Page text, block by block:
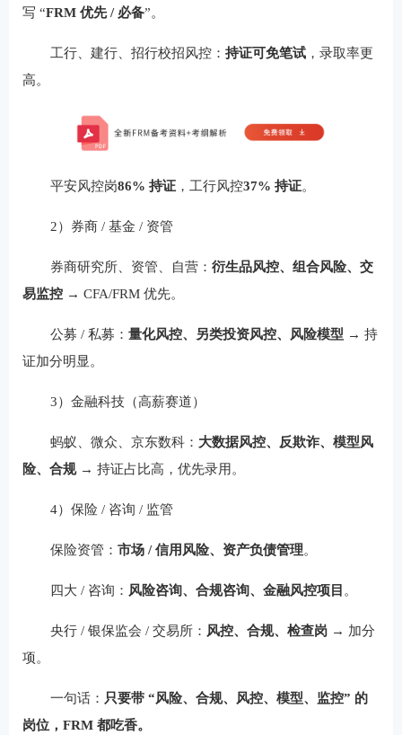
写 “FRM 优先 / 必备”。
工行、建行、招行校招风控： 持证可免笔试，录取率更
高。
平安风控岗86% 持证，工行风控37% 持证。
2）券商 / 基金 / 资管
券商研究所、资管、自营： 衍生品风控、组合风险、交
易监控 → CFA/FRM 优先。
公募 / 私募： 量化风控、另类投资风控、风险模型 → 持
证加分明显。
3）金融科技（高薪赛道）
蚂蚁、微众、京东数科： 大数据风控、反欺诈、模型风
险、合规→ 持证占比高，优先录用。
4）保险 / 咨询 / 监管
保险资管： 市场 / 信用风险、资产负债管理。
四大 / 咨询： 风险咨询、合规咨询、金融风控项目 。
央行 / 银保监会 / 交易所： 风控、合规、检查岗→ 加分
项。
一句话： 只要带 “风险、合规、风控、模型、监控” 的
岗位，FRM 都吃香。